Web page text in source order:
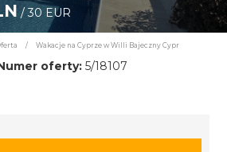
/ 30 EUR
/ Wakacje na Cyprze w Willi Bajeczny Cypr
oferty: 5/18107